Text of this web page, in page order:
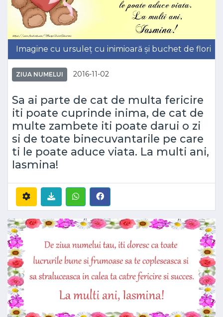
Imagine cu ursuleț cu inimioară și buchet de flori
ZIUA NUMELUI 2016-11-02
Sa ai parte de cat de multa fericire
iti poate cuprinde inima, de cat de
multe zambete iti poate darui o zi
si de toate binecuvantarile pe care
ti le poate aduce viata. La multi ani,
Iasmina!